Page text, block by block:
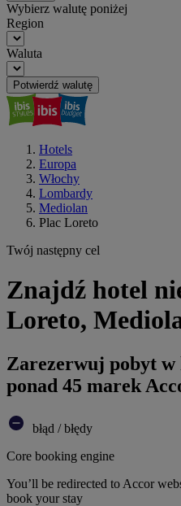
Wybierz walutę poniżej
Region
Waluta
Potwierdź walutę
Hotels
Europa
Włochy
Lombardy
Mediolan
Plac Loreto
Twój następny cel
Znajdź hotel
Loreto,
Zarezerwuj pobyt w
ponad 45 marek
błąd / błędy
Core booking engine
You’ll be redirected to Accor
book your stay